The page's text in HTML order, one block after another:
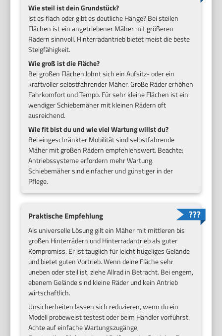
Wie steil ist dein Grundstück?
Ist es flach oder gibt es deutliche Hänge? Bei steilen
Flächen ist ein angetriebener Mäher mit größeren
Rädern sinnvoll. Hinterradantrieb bietet meist die beste
Steigfähigkeit.
Wie groß ist die Fläche?
Bei großen Flächen lohnt sich ein Aufsitz- oder ein
kraftvoller selbstfahrender Mäher. Große Räder erhöhen
Fahrkomfort und Tempo. Für sehr kleine Flächen ist ein
wendiger Schiebemäher mit kleinen Rädern oft
ausreichend.
Wie fit bist du und wie viel Wartung willst du?
Bei eingeschränkter Mobilität sind selbstfahrende
Mäher mit großen Rädern empfehlenswert. Beachte:
Antriebssysteme erfordern mehr Wartung.
Schiebemäher sind einfacher und günstiger in der
Pflege.
Praktische Empfehlung
Als universelle Lösung gilt ein Mäher mit mittleren bis
großen Hinterrädern und Hinterradantrieb als guter
Kompromiss. Er ist tauglich für leicht hügeliges Gelände
und bietet guten Vortrieb. Wenn deine Fläche sehr
uneben oder steil ist, ziehe Allrad in Betracht. Bei engem,
ebenem Gelände sind kleine Räder und kein Antrieb
wirtschaftlich.
Unsicherheiten lassen sich reduzieren, wenn du ein
Modell probeweist testest oder beim Händler vorführst.
Achte auf einfache Wartungszugänge,